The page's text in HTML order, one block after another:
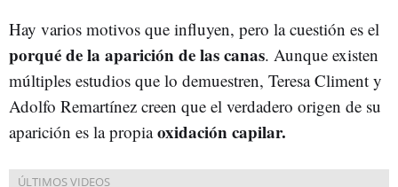
Hay varios motivos que influyen, pero la cuestión es el
porqué de la aparición de las canas. Aunque existen
múltiples estudios que lo demuestren, Teresa Climent y
Adolfo Remartínez creen que el verdadero origen de su
aparición es la propiaoxidación capilar.